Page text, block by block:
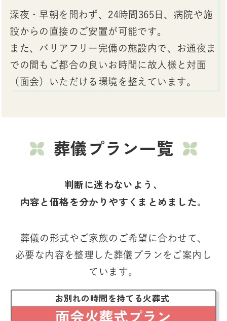
深夜・早朝を問わず、24時間365日、病院や施
設からの直接のご安置が可能です。
また、バリアフリー完備の施設内で、お通夜ま
での間もご都合の良いお時間に故人様と対面
（面会）いただける環境を整えています。
葬儀プラン一覧
判断に迷わないよう、
内容と価格を分かりやすくまとめました。
葬儀の形式やご家族のご希望に合わせて、
必要な内容を整理した葬儀プランをご案内し
ています。
お別れの時間を持てる火葬式
面会火葬式プラン